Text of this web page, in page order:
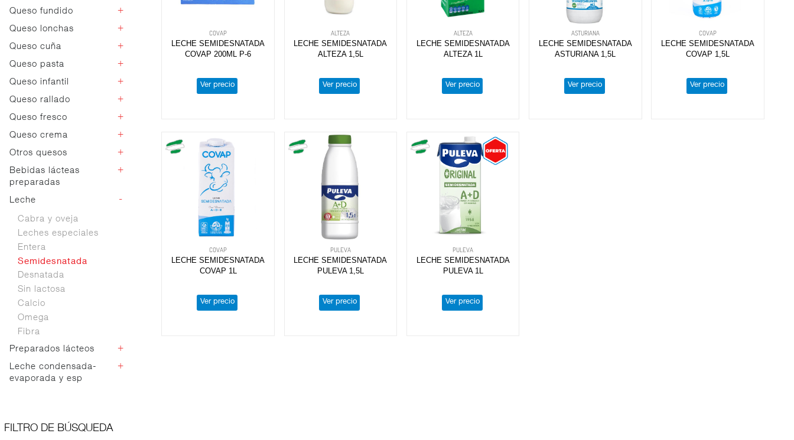
Arroz con leche
Mousses
Montar y cocina
Sin lactosa
Queso fundido +
Lonchas
Porciones
Queso lonchas +
Nacional
Importación
Queso cuña +
Nacional
Importación
Queso pasta +
Queso pasta
Queso infantil +
Queso infantil
Queso rallado +
Polvo
Hilo
Queso fresco +
Queso fresco
Queso crema +
Sin lactosa
Vegetal
Light
Natural
Otros quesos +
Dados
Bebidas lácteas
preparadas
+
Otras bebidas
Café
Chocolate
Leche -
Cabra y oveja
Leches especiales
Entera
Semidesnatada
Desnatada
Sin lactosa
Calcio
Omega
Fibra
Preparados lácteos
+
Vegetal
Leche condensada-
evaporada y esp
+
FILTRO DE BÚSQUEDA
COVAP
LECHE SEMIDESNATADA
COVAP 200ML P-6
Ver precio
ALTEZA
LECHE SEMIDESNATADA
ALTEZA 1,5L
Ver precio
ALTEZA
LECHE SEMIDESNATADA
ALTEZA 1L
Ver precio
ASTURIANA
LECHE SEMIDESNATADA
ASTURIANA 1,5L
Ver precio
COVAP
LECHE SEMIDESNATADA
COVAP 1,5L
Ver precio
COVAP
LECHE SEMIDESNATADA
COVAP 1L
Ver precio
PULEVA
LECHE SEMIDESNATADA
PULEVA 1,5L
Ver precio
PULEVA
LECHE SEMIDESNATADA
PULEVA 1L
Ver precio